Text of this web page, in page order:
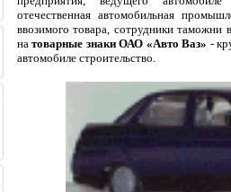
отечественная автомобильная
ввозимого товара, сотрудники
на товарные знаки ОАО «Авто Ваз» -
автомобиле строительство.